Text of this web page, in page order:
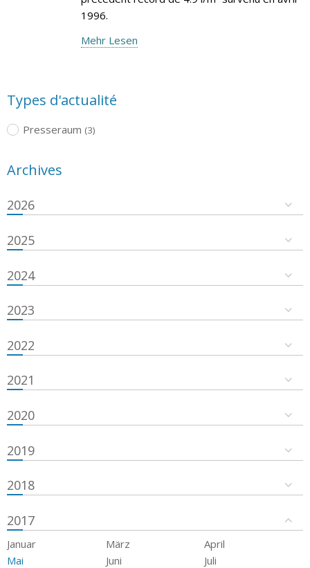
1996.
Mehr Lesen
Types d'actualité
Presseraum (3)
Archives
2026
2025
2024
2023
2022
2021
2020
2019
2018
2017
Januar März
April
Mai
Juni
Juli